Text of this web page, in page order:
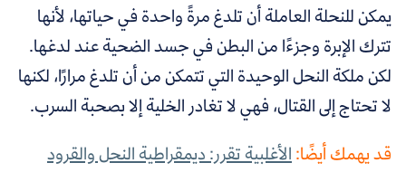
يمكن للنحلة العاملة أن تلدغ مرةً واحدة في حياتها، لأنها
تترك الإبرة وجزءًا من البطن في جسد الضحية عند لدغها.
لكن ملكة النحل الوحيدة التي تتمكن من أن تلدغ مرارًا، لكنها
لا تحتاج إلى القتال، فهي لا تغادر الخلية إلا بصحبة السرب.
قد يهمك أيضًا:الأغلبية تقرر: ديمقراطية النحل والقرود